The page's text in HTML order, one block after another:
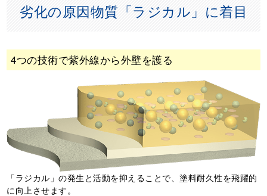
劣化の原因物質「ラジカル」に着目
4つの技術で紫外線から外壁を護る
「ラジカル」の発生と活動を抑えることで、塗料耐久性を飛躍的
に向上させます。